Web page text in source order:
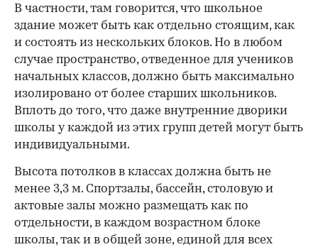
В частности, там говорится, что школьное
здание может быть как отдельно стоящим, как
и состоять из нескольких блоков. Но в любом
случае пространство, отведенное для учеников
начальных классов, должно быть максимально
изолировано от более старших школьников.
Вплоть до того, что даже внутренние дворики
школы у каждой из этих групп детей могут быть
индивидуальными.
Высота потолков в классах должна быть не
менее 3,3 м. Спортзалы, бассейн, столовую и
актовые залы можно размещать как по
отдельности, в каждом возрастном блоке
школы, так и в общей зоне, единой для всех